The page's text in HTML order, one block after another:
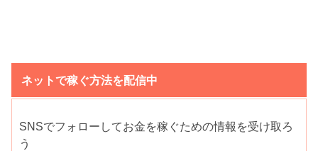
ネットで稼ぐ方法を配信中
SNSでフォローしてお金を稼ぐための情報を受け取ろ
う